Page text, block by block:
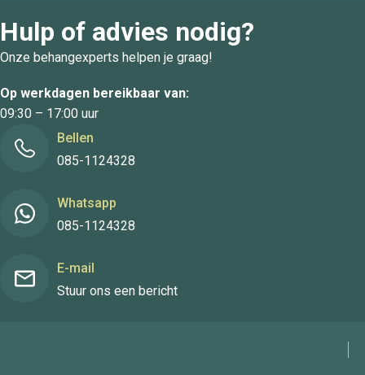
Hulp of advies nodig?
Onze behangexperts helpen je graag!
Op werkdagen bereikbaar van:
09:30 – 17:00 uur
Bellen
085-1124328
Whatsapp
085-1124328
E-mail
Stuur ons een bericht